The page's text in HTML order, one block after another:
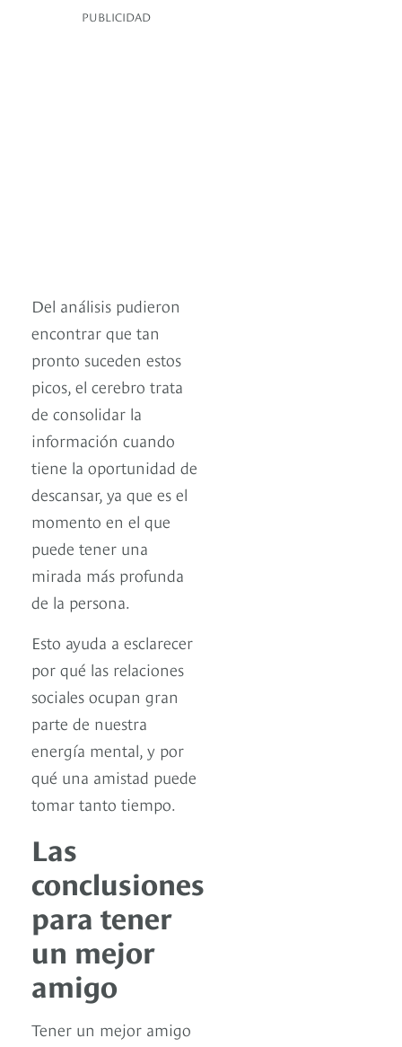
PUBLICIDAD
Del análisis pudieron
encontrar que tan
pronto suceden estos
picos, el cerebro trata
de consolidar la
información cuando
tiene la oportunidad de
descansar, ya que es el
momento en el que
puede tener una
mirada más profunda
de la persona.
Esto ayuda a esclarecer
por qué las relaciones
sociales ocupan gran
parte de nuestra
energía mental, y por
qué una amistad puede
tomar tanto tiempo.
Las
conclusiones
para tener
un mejor
amigo
Tener un mejor amigo